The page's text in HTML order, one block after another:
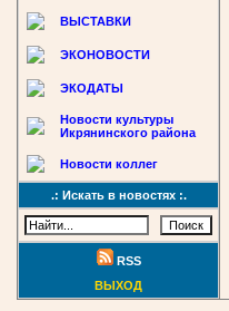
ВЫСТАВКИ
ЭКОНОВОСТИ
ЭКОДАТЫ
Новости культуры
Икрянинского района
Новости коллег
.: Искать в новостях :.
RSS
ВЫХОД